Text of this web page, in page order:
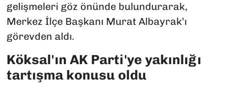
gelişmeleri göz önünde bulundurarak,
Merkez İlçe Başkanı Murat Albayrak’ı
görevden aldı.
Köksal'ın AK Parti'ye yakınlığı
tartışma konusu oldu